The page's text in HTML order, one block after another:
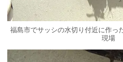
福島市でサッシの水切り付近に作っ
現場